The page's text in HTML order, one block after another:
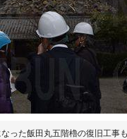
った飯田丸五階櫓の復旧工事